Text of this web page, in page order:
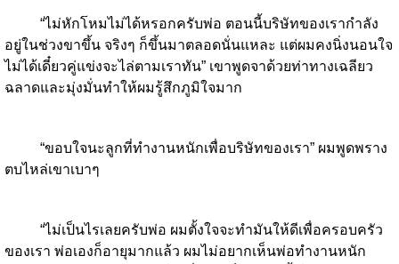
“ไม่หักโหมไม่ได้หรอกครับพ่อ ตอนนี้บริษัทของเรากำลัง
อยู่ในช่วงขาขึ้น จริงๆ ก็ขึ้นมาตลอดนั่นแหละ แต่ผมคงนิ่งนอนใจ
ไม่ได้เดี๋ยวคู่แข่งจะไล่ตามเราทัน” เขาพูดจาด้วยท่าทางเฉลียว
ฉลาดและมุ่งมั่นทำให้ผมรู้สึกภูมิใจมาก
“ขอบใจนะลูกที่ทำงานหนักเพื่อบริษัทของเรา” ผมพูดพราง
ตบไหล่เขาเบาๆ
“ไม่เป็นไรเลยครับพ่อ ผมตั้งใจจะทำมันให้ดีเพื่อครอบครัว
ของเรา พ่อเองก็อายุมากแล้ว ผมไม่อยากเห็นพ่อทำงานหนัก